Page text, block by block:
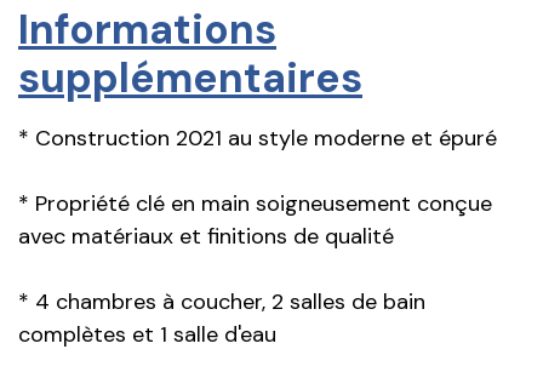
Informations
supplémentaires
* Construction 2021 au style moderne et épuré
* Propriété clé en main soigneusement conçue
avec matériaux et finitions de qualité
* 4 chambres à coucher, 2 salles de bain
complètes et 1 salle d'eau